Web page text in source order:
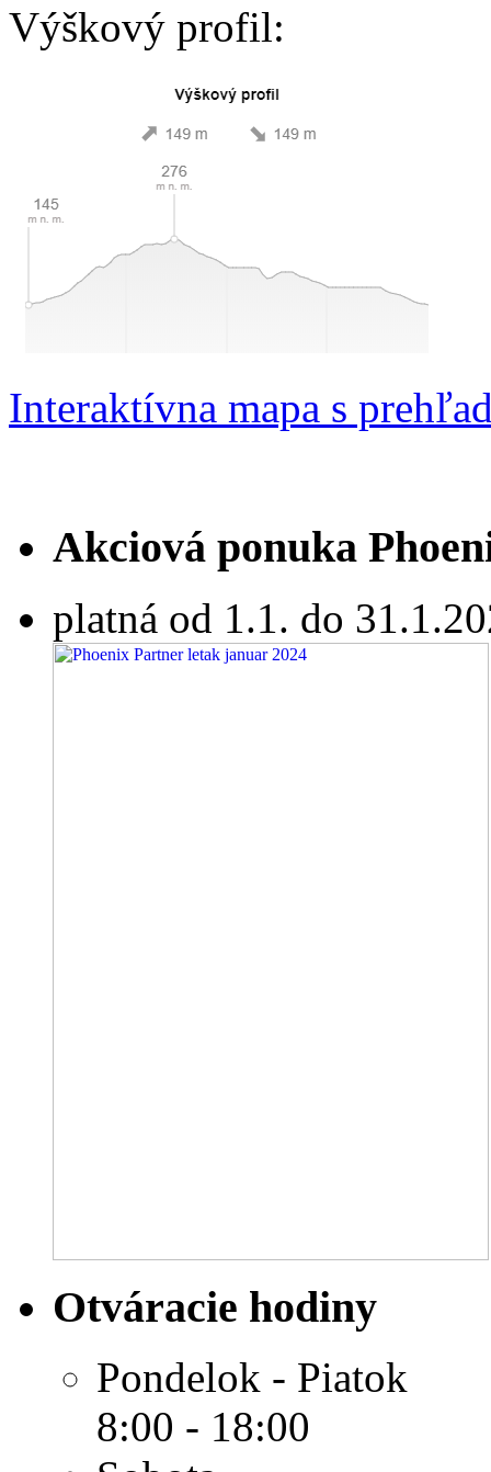
Výškový profil:
Interaktívna mapa s
Akciová ponuka
platná od 1.1. do
Otváracie hodiny
Pondelok - Piatok
8:00 - 18:00